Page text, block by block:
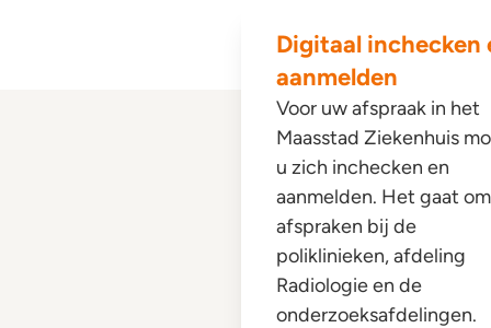
Digitaal inchecken
aanmelden
Voor uw afspraak in het
Maasstad Ziekenhuis
u zich inchecken en
aanmelden. Het gaat om
afspraken bij de
poliklinieken, afdeling
Radiologie en de
onderzoeksafdelingen.